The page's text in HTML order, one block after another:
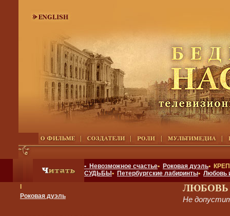
• Невозможное счастье• Роковая дуэль•
СУДЬБЫ • Петербургские лабиринты• Любовь
Роковая дуэль
ЛЮБОВЬ
Не